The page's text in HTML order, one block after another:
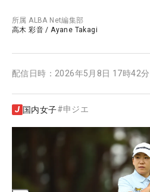
所属ALBA Net編集部
高木 彩音 /Ayane Takagi
配信日時： 2026年5月8日 17時42分
国内女子#申ジエ